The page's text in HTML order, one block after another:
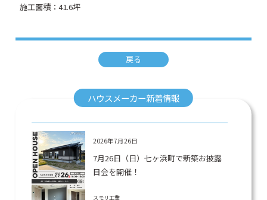
施工面積：41.6坪
戻る
ハウスメーカー新着情報
2026年7月26日
7月26日（日）七ヶ浜町で新築お披露
目会を開催！
スモリ工業